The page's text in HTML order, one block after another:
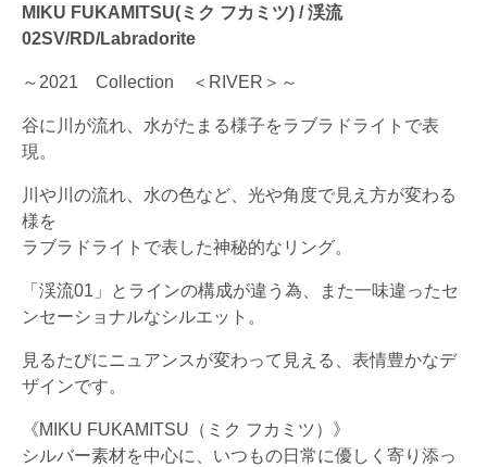
MIKU FUKAMITSU(ミク フカミツ) / 渓流
02SV/RD/Labradorite
～2021 Collection ＜RIVER＞～
谷に川が流れ、水がたまる様子をラブラドライトで表
現。
川や川の流れ、水の色など、光や角度で見え方が変わる
様を
ラブラドライトで表した神秘的なリング。
「渓流01」とラインの構成が違う為、また一味違ったセ
ンセーショナルなシルエット。
見るたびにニュアンスが変わって見える、表情豊かなデ
ザインです。
《MIKU FUKAMITSU（ミク フカミツ）》
シルバー素材を中心に、いつもの日常に優しく寄り添っ